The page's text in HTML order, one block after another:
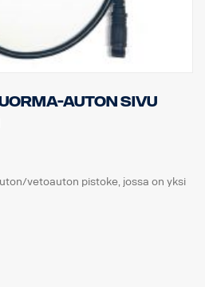
auton sivu
vetoauton pistoke, jossa on yksi